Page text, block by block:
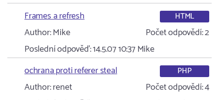
Frames a refresh
HTML
Author:Mike Počet odpovědí:2
Poslední odpověď:14.5.07 10:37Mike
ochrana proti referer steal
PHP
Author:renet Počet odpovědí:4